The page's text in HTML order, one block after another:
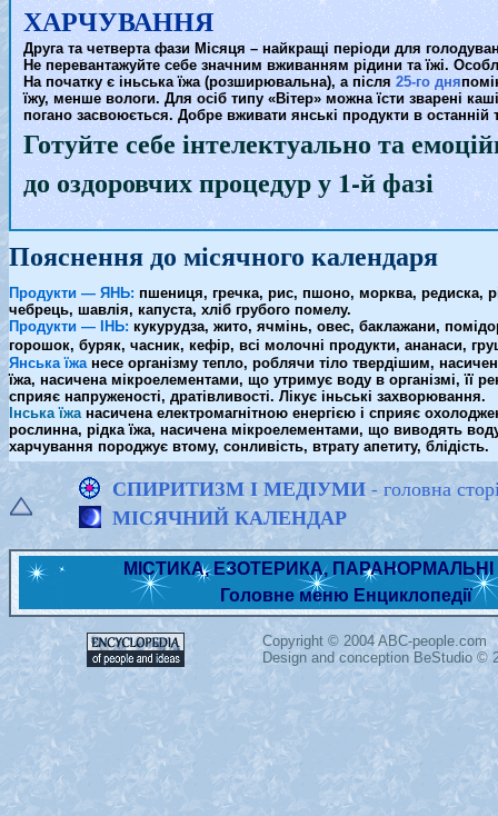
ХАРЧУВАННЯ
Друга та четверта фази Місяця – найкращі періоди для
Не перевантажуйте себе значним вживанням рідини та їжі.
На початку є іньська їжа (розширювальна), а після25-го дня
їжу, менше вологи. Для осіб типу «Вітер» можна їсти зварені
погано засвоюється. Добре вживати янські продукти в останній
Готуйте себе інтелектуально та
до оздоровчих процедур у 1-й фазі
Пояснення до місячного календаря
Продукти — ЯНЬ: пшениця, гречка, рис, пшоно, морква, редиска,
чебрець, шавлія, капуста, хліб грубого помелу.
Продукти — ІНЬ: кукурудза, жито, ячмінь, овес, баклажани,
горошок, буряк, часник, кефір, всі молочні продукти, ананаси,
Янська їжанесе організму тепло, роблячи тіло твердішим,
їжа, насичена мікроелементами, що утримує воду в організмі, її
сприяє напруженості, дратівливості. Лікує іньські захворювання.
Інська їжанасичена електромагнітною енергією і сприяє
рослинна, рідка їжа, насичена мікроелементами, що виводять
харчування породжує втому, сонливість, втрату апетиту, блідість.
СПИРИТИЗМ І МЕДІУМИ - головна
МІСЯЧНИЙ КАЛЕНДАР
МІСТИКА, ЕЗОТЕРИКА,
Головне меню Енциклопедії
Copyright © 2004 ABC-people.com
Design and conception BeStudio ©